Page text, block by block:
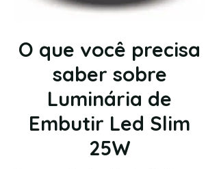
O que você precisa
saber sobre
Luminária de
Embutir Led Slim
25W